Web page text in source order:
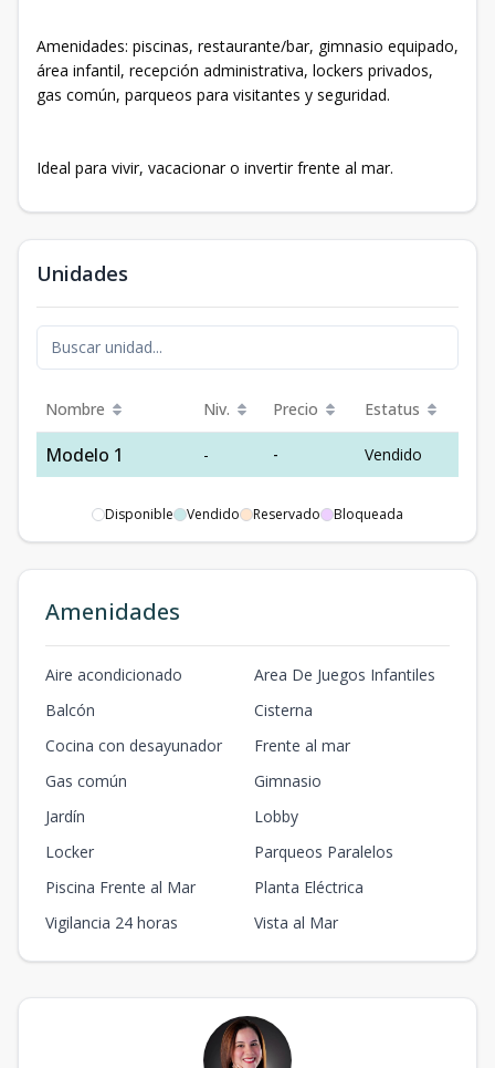
Amenidades: piscinas, restaurante/bar, gimnasio equipado,
área infantil, recepción administrativa, lockers privados,
gas común, parqueos para visitantes y seguridad.
Ideal para vivir, vacacionar o invertir frente al mar.
Unidades
Nombre Niv. Precio Estatus
Modelo 1 - - Vendido
Disponible Vendido Reservado Bloqueada
Amenidades
Aire acondicionado
Area De Juegos Infantiles
Balcón
Cisterna
Cocina con desayunador
Frente al mar
Gas común
Gimnasio
Jardín
Lobby
Locker
Parqueos Paralelos
Piscina Frente al Mar
Planta Eléctrica
Vigilancia 24 horas
Vista al Mar